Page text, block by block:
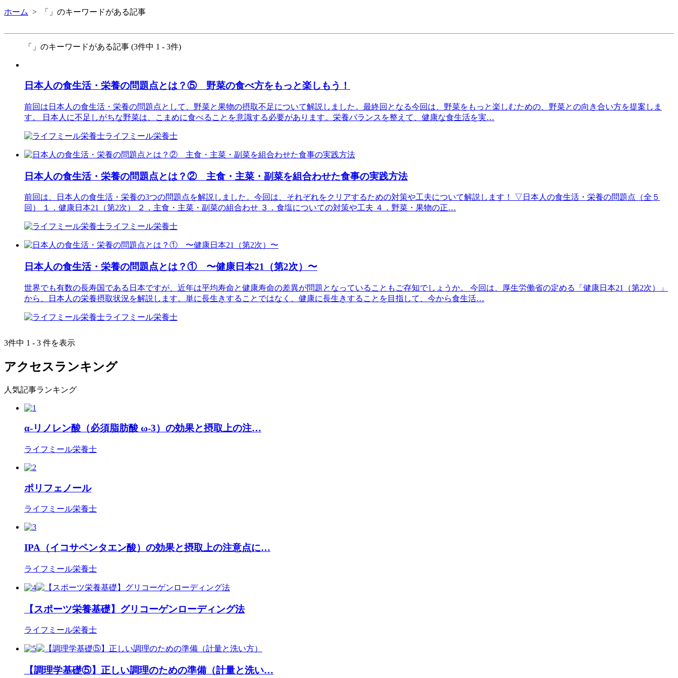
ホーム > 「」のキーワードがある記事
「」のキーワードがある記事 (3件中 1 - 3件)
日本人の食生活・栄養の問題点とは？⑤ 野菜の食べ方をもっと楽しもう！
前回は日本人の食生活・栄養の問題点として、野菜と果物の摂取不足について解説しました。最終回となる今回は、野菜をもっと楽しむための、野菜との向き合い方を提案しま
す。 日本人に不足しがちな野菜は、こまめに食べることを意識する必要があります。栄養バランスを整えて、健康な食生活を実…
ライフミール栄養士
日本人の食生活・栄養の問題点とは？② 主食・主菜・副菜を組合わせた食事の実践方法
前回は、日本人の食生活・栄養の3つの問題点を解説しました。今回は、それぞれをクリアするための対策や工夫について解説します！ ▽日本人の食生活・栄養の問題点（全５
回） １．健康日本21（第2次） ２．主食・主菜・副菜の組合わせ ３．食塩についての対策や工夫 ４．野菜・果物の正…
ライフミール栄養士
日本人の食生活・栄養の問題点とは？① 〜健康日本21（第2次）〜
世界でも有数の長寿国である日本ですが、近年は平均寿命と健康寿命の差異が問題となっていることもご存知でしょうか。 今回は、厚生労働省の定める「健康日本21（第2次）」
から、日本人の栄養摂取状況を解説します。単に長生きすることではなく、健康に長生きすることを目指して、今から食生活…
ライフミール栄養士
3件中 1 - 3 件を表示
アクセスランキング
人気記事ランキング
α-リノレン酸（必須脂肪酸 ω-3）の効果と摂取上の注…
ライフミール栄養士
ポリフェノール
ライフミール栄養士
IPA（イコサペンタエン酸）の効果と摂取上の注意点に…
ライフミール栄養士
【スポーツ栄養基礎】グリコーゲンローディング法
ライフミール栄養士
【調理学基礎⑤】正しい調理のための準備（計量と洗い…